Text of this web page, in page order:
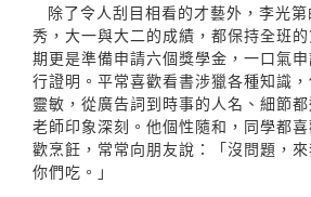
除了令人刮目相看的才藝外，李光
秀，大一與大二的成績，都保持全班
期更是準備申請六個獎學金，一口氣
行證明。平常喜歡看書涉獵各種知識
靈敏，從廣告詞到時事的人名、細節
老師印象深刻。他個性隨和，同學都
歡烹飪，常常向朋友說：「沒問題，
你們吃。」